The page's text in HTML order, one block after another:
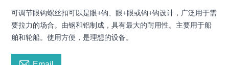
可调节眼钩螺丝扣可以是眼+钩、眼+眼或钩+钩设计，广泛用于需
要拉力的场合。由钢和铝制成，具有最大的耐用性。主要用于船
舶和轮船。使用方便，是理想的设备。